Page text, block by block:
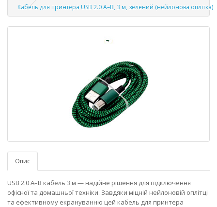
Кабель для принтера USB 2.0 A–B, 3 м, зелений (нейлонова оплітка)
Опис
USB 2.0 A–B кабель 3 м — надійне рішення для підключення
офісної та домашньої техніки. Завдяки міцній нейлоновій оплітці
та ефективному екрануванню цей кабель для принтера